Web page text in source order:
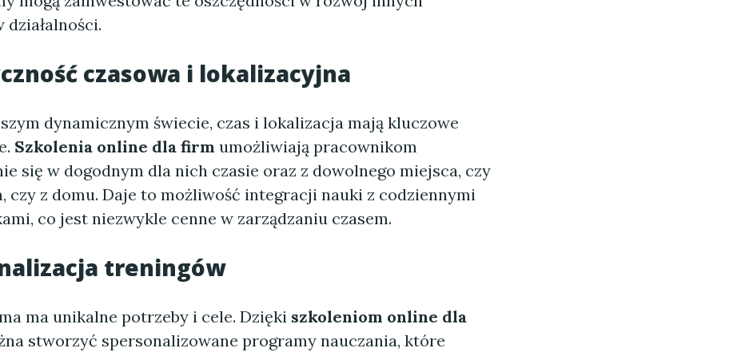
działalności.
czasowa i lokalizacyjna
dynamicznym świecie, czas i lokalizacja mają kluczowe
Szkolenia online dla firm umożliwiają pracownikom
się w dogodnym dla nich czasie oraz z dowolnego miejsca, czy
czy z domu. Daje to możliwość integracji nauki z codziennymi
co jest niezwykle cenne w zarządzaniu czasem.
treningów
ma unikalne potrzeby i cele. Dzięki szkoleniom online dla
stworzyć spersonalizowane programy nauczania, które